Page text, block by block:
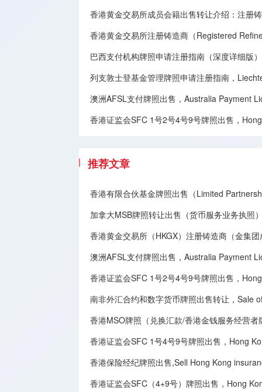
香港黄金交易所成员会籍出售转让介绍：注册铸造
香港黄金交易所注册铸造商（Registered
巴西支付机构牌照申请注册指南（深度详细版）
列支敦士登基金管理牌照申请注册指南，
澳洲AFSL支付牌照出售，Australia Payment
香港证监会SFC 1号2号4号9号牌照出售，
推荐文章
香港有限合伙基金牌照出售（Limited
加拿大MSB牌照转让​出售（货币服务业务执照），
香港黄金交易所（HKGX）注册铸造商（金集
澳洲AFSL支付牌照出售，Australia Payment
香港证监会SFC 1号2号4号9号牌照出售，
南非外汇合约和数字货币牌照出售转让，Sale
香港MSO牌照（兑换汇款/香港金钱服务经营者牌
香港证监会SFC 1号4号9号牌照出售，Hong
香港保险经纪牌照出售,Sell Hong Kong
香港证监会SFC（4+9号）牌照出售，Hong